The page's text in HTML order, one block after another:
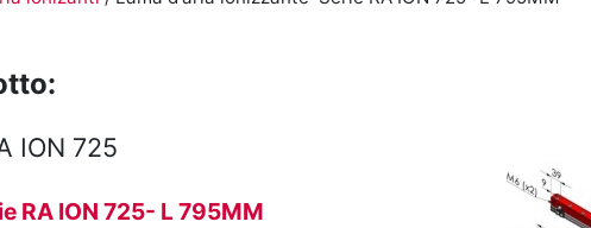
ION 725
RA ION 725- L 795MM